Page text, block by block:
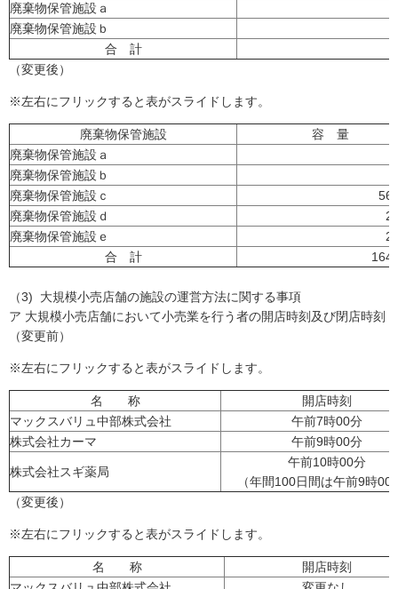
廃棄物保管施設ａ
廃棄物保管施設ｂ
合 計
（変更後）
※左右にフリックすると表がスライドします。
廃棄物保管施設
容 量
廃棄物保管施設ａ
廃棄物保管施設ｂ
廃棄物保管施設ｃ
廃棄物保管施設ｄ
廃棄物保管施設ｅ
合 計
（3) 大規模小売店舗の施設の運営方法に関する事項
ア 大規模小売店舗において小売業を行う者の開店時刻及び閉店時刻
（変更前）
※左右にフリックすると表がスライドします。
名 称
開店時刻
マックスバリュ中部株式会社
午前7時00分
株式会社カーマ
午前9時00分
株式会社スギ薬局
午前10時00分
（年間100日間は午前9時00
（変更後）
※左右にフリックすると表がスライドします。
名 称
開店時刻